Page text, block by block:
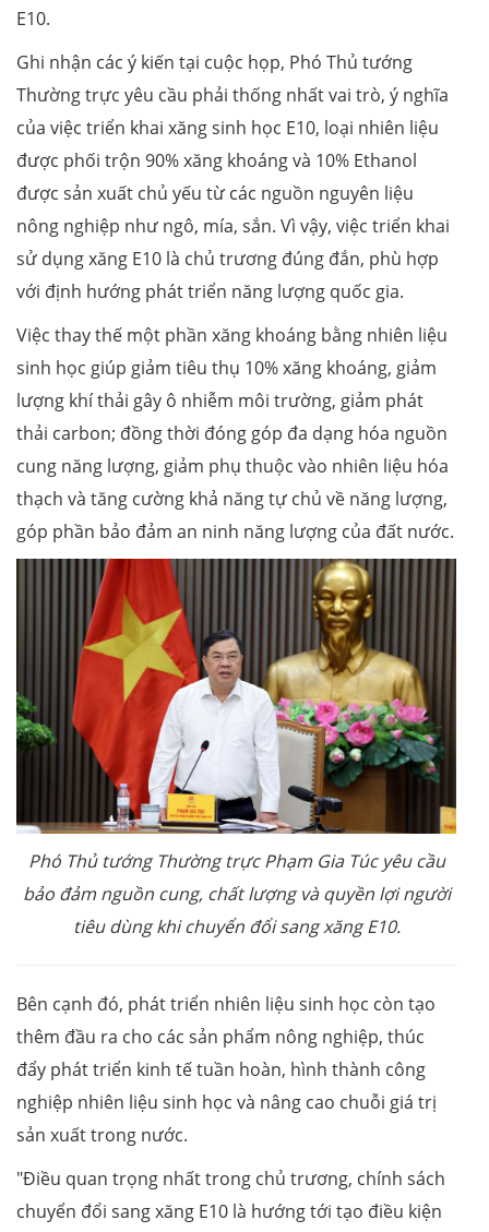
E10.
Ghi nhận các ý kiến tại cuộc họp, Phó Thủ tướng
Thường trực yêu cầu phải thống nhất vai trò, ý nghĩa
của việc triển khai xăng sinh học E10, loại nhiên liệu
được phối trộn 90% xăng khoáng và 10% Ethanol
được sản xuất chủ yếu từ các nguồn nguyên liệu
nông nghiệp như ngô, mía, sắn. Vì vậy, việc triển khai
sử dụng xăng E10 là chủ trương đúng đắn, phù hợp
với định hướng phát triển năng lượng quốc gia.
Việc thay thế một phần xăng khoáng bằng nhiên liệu
sinh học giúp giảm tiêu thụ 10% xăng khoáng, giảm
lượng khí thải gây ô nhiễm môi trường, giảm phát
thải carbon; đồng thời đóng góp đa dạng hóa nguồn
cung năng lượng, giảm phụ thuộc vào nhiên liệu hóa
thạch và tăng cường khả năng tự chủ về năng lượng,
góp phần bảo đảm an ninh năng lượng của đất nước.
Phó Thủ tướng Thường trực Phạm Gia Túc yêu cầu
bảo đảm nguồn cung, chất lượng và quyền lợi người
tiêu dùng khi chuyển đổi sang xăng E10.
Bên cạnh đó, phát triển nhiên liệu sinh học còn tạo
thêm đầu ra cho các sản phẩm nông nghiệp, thúc
đẩy phát triển kinh tế tuần hoàn, hình thành công
nghiệp nhiên liệu sinh học và nâng cao chuỗi giá trị
sản xuất trong nước.
"Điều quan trọng nhất trong chủ trương, chính sách
chuyển đổi sang xăng E10 là hướng tới tạo điều kiện